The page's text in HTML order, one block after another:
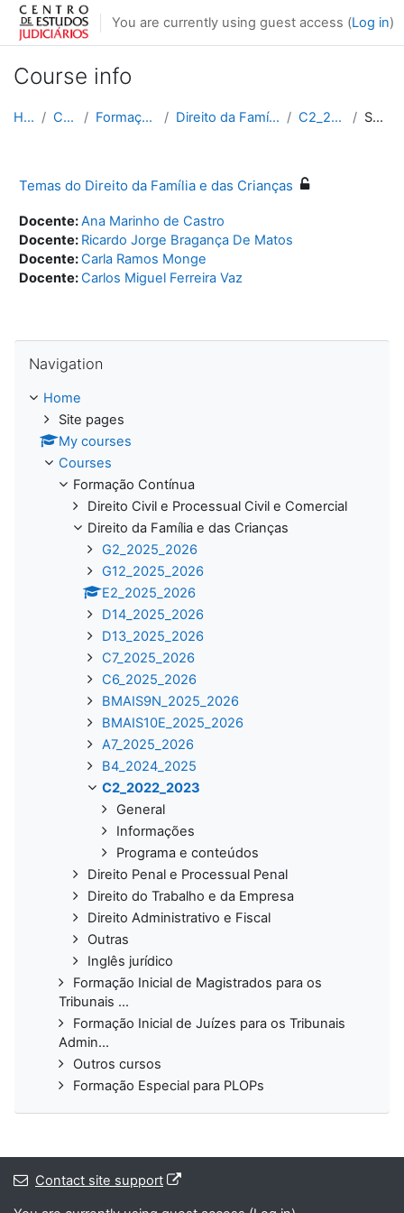
Skip to main content
You are currently using guest access (Log in)
Course info
Home Courses Formação Contínua Direito da Família e das Crianças C2_2022_2023 Summary
Temas do Direito da Família e das Crianças
Docente:Ana Marinho de Castro
Docente: Ricardo Jorge Bragança De Matos
Docente:Carla Ramos Monge
Docente:Carlos Miguel Ferreira Vaz
Navigation
Home
Site pages
My courses
Courses
Formação Contínua
Direito Civil e Processual Civil e Comercial
Direito da Família e das Crianças
G2_2025_2026
G12_2025_2026
E2_2025_2026
D14_2025_2026
D13_2025_2026
C7_2025_2026
C6_2025_2026
BMAIS9N_2025_2026
BMAIS10E_2025_2026
A7_2025_2026
B4_2024_2025
C2_2022_2023
General
Informações
Programa e conteúdos
Direito Penal e Processual Penal
Direito do Trabalho e da Empresa
Direito Administrativo e Fiscal
Outras
Inglês jurídico
Formação Inicial de Magistrados para os
Tribunais ...
Formação Inicial de Juízes para os Tribunais
Admin...
Outros cursos
Formação Especial para PLOPs
Contact site support